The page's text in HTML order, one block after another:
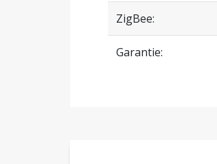
ZigBee:
Garantie: